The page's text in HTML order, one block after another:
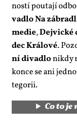
nos­tí pou­ta­jí
va­dlo Na
me­die,Dej­vic­ké
dec Krá­lo­vé.
ní di­va­dloni­kdy
kon­ce se ani
te­go­rii.
Co to je